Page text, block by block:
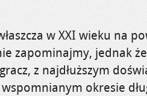
w XXI wieku na
zapominajmy, jednak
z najdłuższym
okresie